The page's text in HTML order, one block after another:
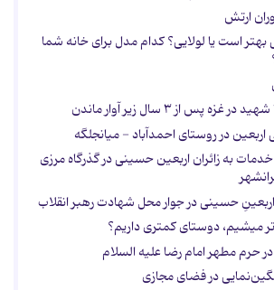
ارتش
بهتر است یا لولایی؟ کدام مدل برای خانه شما
اربعین در روستای احمدآباد - میانجلگه
به زائران اربعین حسینی در گذرگاه مرزی
حسینی در جوار محل شهادت رهبر انقلاب
میشیم، دوستای کمتری داریم؟
حرم مطهر امام رضا علیه السلام
در فضای مجازی